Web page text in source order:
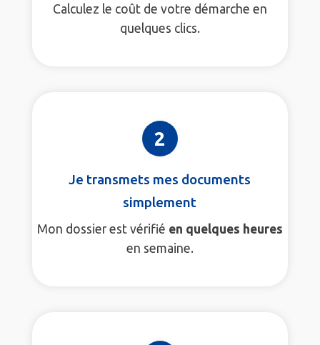
Calculez le coût de votre démarche en
quelques clics.
2
Je transmets mes documents
simplement
Mon dossier est vérifié en quelques heures
en semaine.